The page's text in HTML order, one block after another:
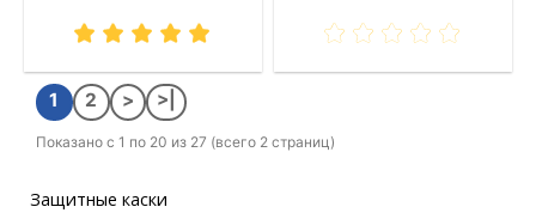
1 2 > >|
Показано с 1 по 20 из 27 (всего 2 страниц)
Защитные каски